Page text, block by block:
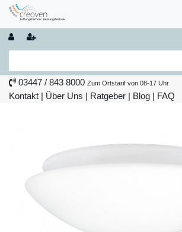
03447 / 843 8000 Zum Ortstarif von 08-17 Uhr
Kontakt | Über Uns | Ratgeber | Blog | FAQ